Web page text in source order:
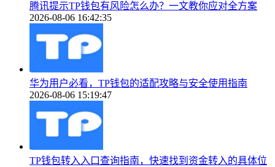
腾讯提示TP钱包有风险怎么办？一文教你应对全方案
2026-08-06 16:42:35
华为用户必看，TP钱包的适配攻略与安全使用指南
2026-08-06 15:19:47
TP钱包转入入口查询指南，快速找到资金转入的具体位